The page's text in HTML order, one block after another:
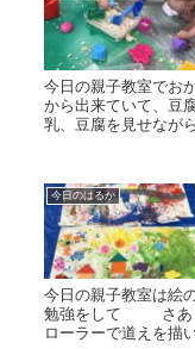
今日の親子教室でおからの
から出来ていて、豆腐を作
乳、豆腐を見せながらお話しました
今日のはるか
今日の親子教室は絵の具あそび！ まず
勉強をして さあ！大きな模造紙にお絵かきスタート♪
ローラーで道えを描いて、